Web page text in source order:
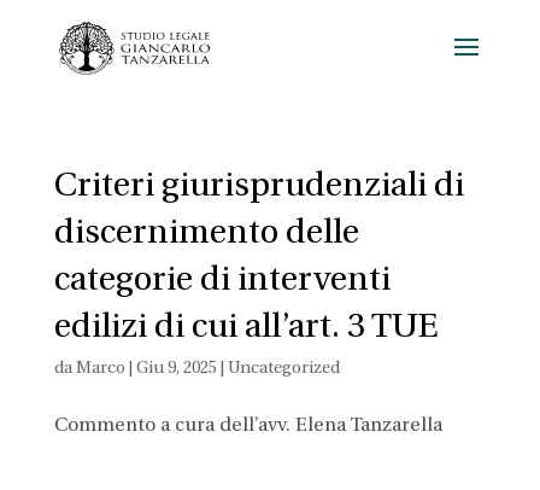
Criteri giurisprudenziali di
discernimento delle
categorie di interventi
edilizi di cui all’art. 3 TUE
daMarco Giu 9, 2025 Uncategorized
Commento a cura dell’avv. Elena Tanzarella